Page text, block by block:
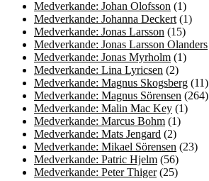
Medverkande: Johan Olofsson (1)
Medverkande: Johanna Deckert (1)
Medverkande: Jonas Larsson (15)
Medverkande: Jonas Larsson Olanders
Medverkande: Jonas Myrholm (1)
Medverkande: Lina Lyricsen (2)
Medverkande: Magnus Skogsberg (11)
Medverkande: Magnus Sörensen (264)
Medverkande: Malin Mac Key (1)
Medverkande: Marcus Bohm (1)
Medverkande: Mats Jengard (2)
Medverkande: Mikael Sörensen (23)
Medverkande: Patric Hjelm (56)
Medverkande: Peter Thiger(25)